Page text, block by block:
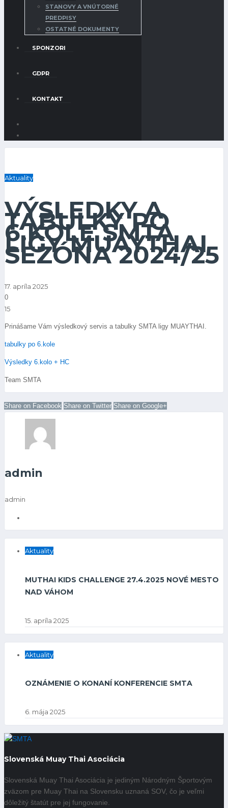
STANOVY A VNÚTORNÉ
PREDPISY
OSTATNÉ DOKUMENTY
SPONZORI
GDPR
KONTAKT
Aktuality
VÝSLEDKY A
TABUĽKY PO
6.KOLE SMTA
LIGY MUAYTHAI
SEZÓNA 2024/25
17. apríla 2025
0
15
Prinášame Vám výsledkový servis a tabulky SMTA ligy MUAYTHAI.
tabulky po 6.kole
Výsledky 6.kolo + HC
Team SMTA
Share on Facebook Share on Twitter Share on Google+
admin
admin
Aktuality
MUTHAI KIDS CHALLENGE 27.4.2025 NOVÉ MESTO
NAD VÁHOM
15. apríla 2025
Aktuality
OZNÁMENIE O KONANÍ KONFERENCIE SMTA
6. mája 2025
Slovenská Muay Thai Asociácia
Slovenská Muay Thai Asociácia je jediným Národným Športovým
zväzom pre Muay Thai na Slovensku uznaná SOV, čo je veľmi
dôležitý štatút pre jej fungovanie.